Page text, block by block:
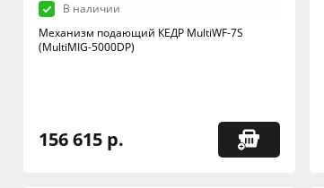
В наличии
Механизм подающий КЕДР MultiWF-7S
(MultiMIG-5000DP)
156 615 р.